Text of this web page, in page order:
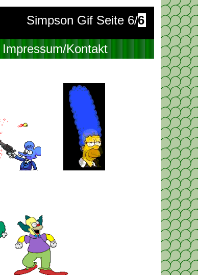
Simpson Gif Seite 6/6
Impressum/Kontakt